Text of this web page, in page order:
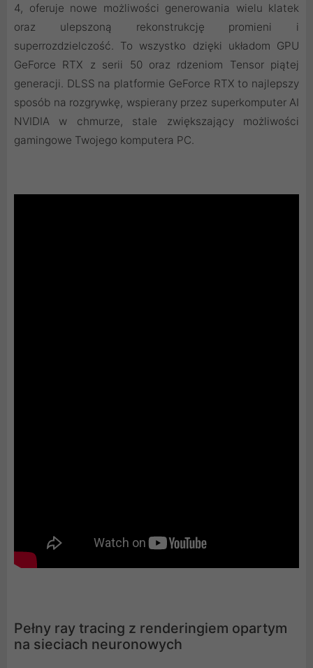
4, oferuje nowe możliwości generowania wielu klatek
oraz ulepszoną rekonstrukcję promieni i
superrozdzielczość. To wszystko dzięki układom GPU
GeForce RTX z serii 50 oraz rdzeniom Tensor piątej
generacji. DLSS na platformie GeForce RTX to najlepszy
sposób na rozgrywkę, wspierany przez superkomputer AI
NVIDIA w chmurze, stale zwiększający możliwości
gamingowe Twojego komputera PC.
Pełny ray tracing z renderingiem opartym
na sieciach neuronowych